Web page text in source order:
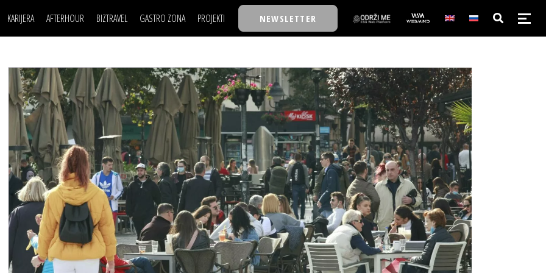
KARIJERA
LJUDI (HR)
MOJ UGAO
USAVRŠAVANJE
KNOW-HOW
AFTERHOUR
KNJIGE
AUTO SVET
STIL
WELLBEING
BIZTRAVEL GASTRO ZONA PROJEKTI
TASTY TALKS
30 ISPOD 30
BACK TO OFFICE/SCHOOL
BIZBENDOVI
BIZKOLEGIJUM
BMW BIZNIS LIGA
BIZLIFE WEEK
IZJAVA GODINE
NEWSLETTER
POSAO
MOJ UGAO
USAVRŠAVANJE
KNOW-HOW
FILM I SCENA
AUTO SVET
STIL
WELLBEING
NAJKOLEGA
30 ISPOD 30
BACK TO OFFICE/SCHOOL
BIZBENDOVI
BIZKOLEGIJUM
BMW BIZNIS LIGA
BIZLIFE WEEK
IZJAVA GODINE